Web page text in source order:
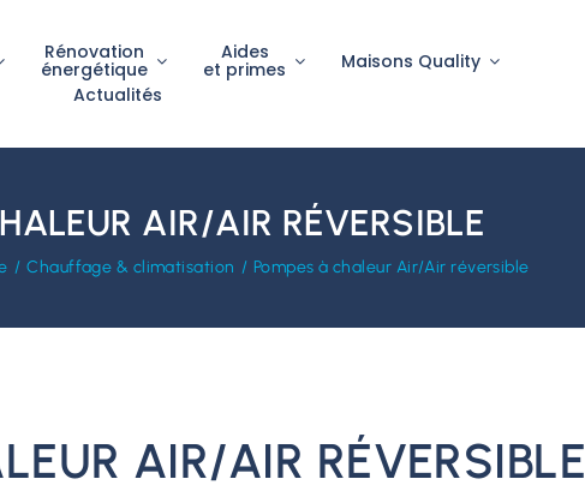
Rénovation
énergétique
Aides
et primes
Maisons Quality
Actualités
AIR/AIR RÉVERSIBLE
Chauffage & climatisation Pompes à chaleur Air/Air réversible
AIR/AIR RÉVERSIBLE